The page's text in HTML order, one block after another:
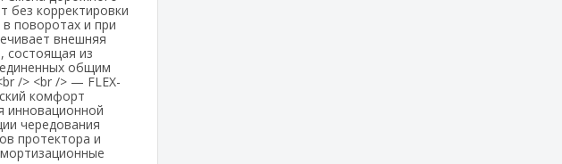
без корректировки
в поворотах и при
внешняя
состоящая из
общим
/> <br /> — FLEX-
комфорт
инновационной
чередования
протектора и